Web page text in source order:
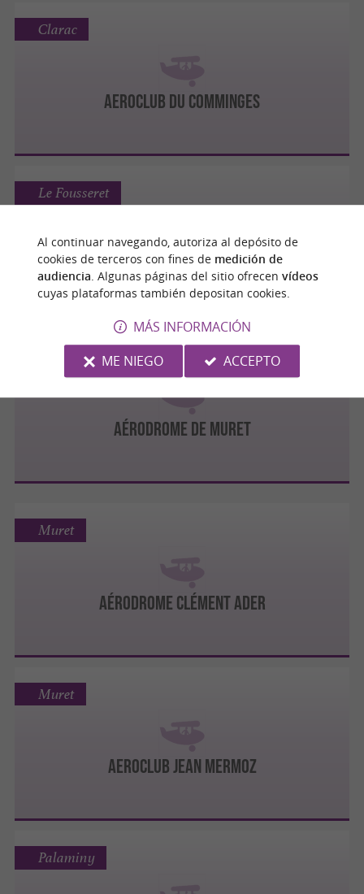
AEROCLUB DU COMMINGES
Clarac
ADVENTURE TOULOUSE PARAMOTEUR
Le Fousseret
AÉRODROME DE MURET
AÉRODROME CLÉMENT ADER
Muret
AEROCLUB JEAN MERMOZ
Muret
Palaminy
Al continuar navegando, autoriza al depósito de
cookies de terceros con fines de medición de
audiencia . Algunas páginas del sitio ofrecen vídeos
cuyas plataformas también depositan cookies.
MÁS INFORMACIÓN
ME NIEGO
ACCEPTO